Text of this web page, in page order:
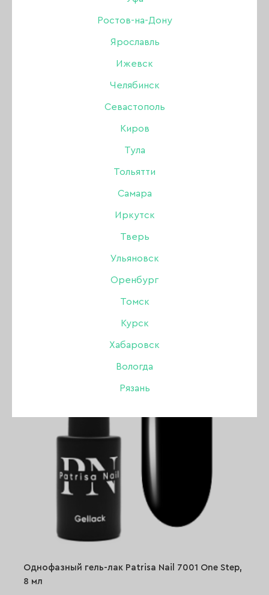
Ростов-на-Дону
Ярославль
Ижевск
Челябинск
Севастополь
Киров
Тула
Тольятти
Самара
Иркутск
Тверь
Ульяновск
Оренбург
Томск
Курск
Хабаровск
Вологда
Рязань
ЯПОНСКИЙ МАНИКЮР И ПЕДИКЮР
АПЕЛЬСИНОВЫЕ ПАЛОЧКИ
PATRISA NAIL КОМБИ ГЕЛЬ
МАГНИТЫ ДЛЯ ГЕЛЬ-ЛАКОВ КОШАЧИЙ ГЛАЗ
ПАЛИТРЫ ВЕЕР, ТИПСЫ
ПОКАЗАТЬ ВСЕ РАЗДЕЛЫ
Однофазный гель-лак Patrisa Nail 7001 One Step,
8 мл